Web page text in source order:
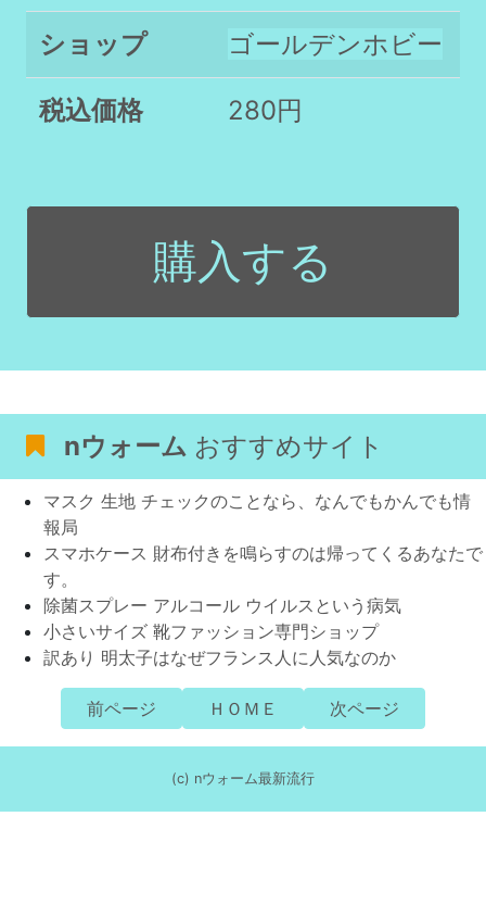
ショップ ゴールデンホビー
税込価格 280円
購入する
nウォーム おすすめサイト
マスク 生地 チェックのことなら、なんでもかんでも情
報局
スマホケース 財布付きを鳴らすのは帰ってくるあなたで
す。
除菌スプレー アルコール ウイルスという病気
小さいサイズ 靴ファッション専門ショップ
訳あり 明太子はなぜフランス人に人気なのか
前ページ ＨＯＭＥ 次ページ
(c) nウォーム最新流行